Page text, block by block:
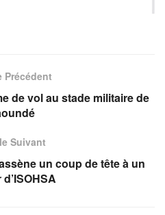
Précédent
de vol au stade militaire de
Suivant
un coup de tête à un